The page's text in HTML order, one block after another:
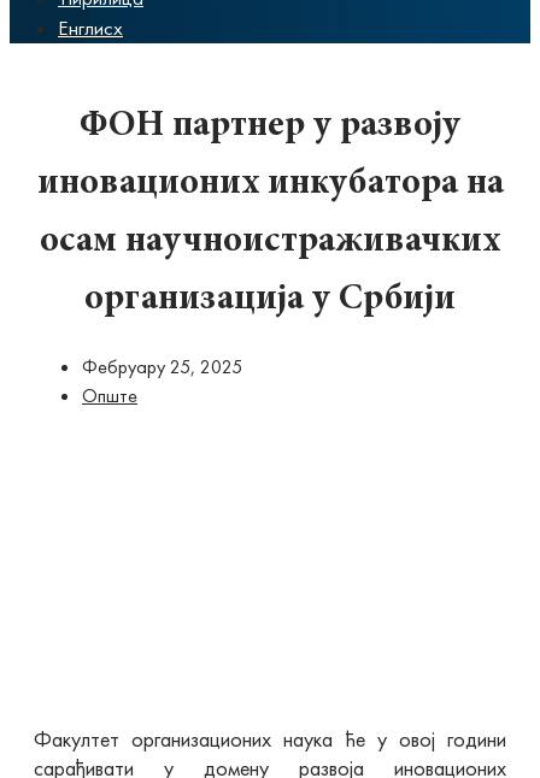
Енглисх
ФОН партнер у развоју
иновационих инкубатора на
осам научноистраживачких
организација у Србији
Фебруарy 25, 2025
Опште
Факултет организационих наука ће у овој години
сарађивати у домену развоја иновационих